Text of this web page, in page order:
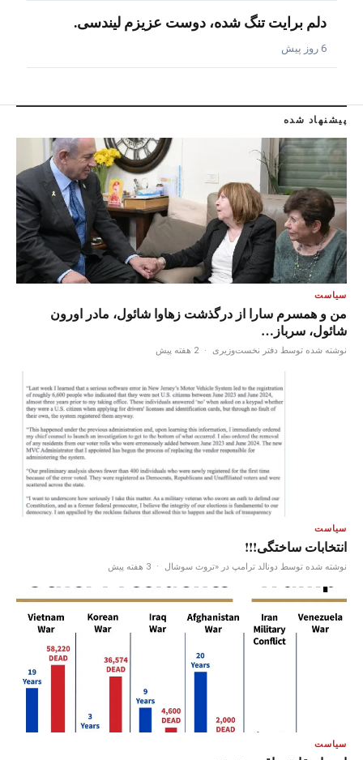
دلم برایت تنگ شده، دوست عزیزم لیندسی.
6 روز پیش
پیشنهاد شده
سیاست
من و همسرم سارا از درگذشت زهاوا شائول، مادر اورون
شائول، سرباز…
نوشته شده توسط دفتر نخست‌وزیری · 2 هفته پیش
سیاست
انتخابات ساختگی!!!
نوشته شده توسط دونالد ترامپ در «تروث سوشال · 3 هفته پیش
سیاست